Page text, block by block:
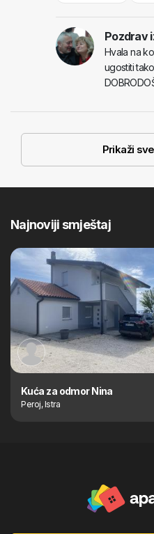
Pozdrav
Hvala na
ugostiti
Prikaži
Najnoviji smještaj
Kuća za odmor Nina
Peroj, Istra